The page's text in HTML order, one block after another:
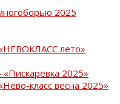
2025
лето»
2025»
класс весна 2025»